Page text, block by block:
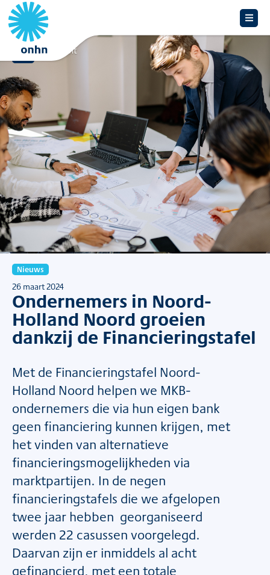
Overzicht
Nieuws
26 maart 2024
Ondernemers in Noord-
Holland Noord groeien
dankzij de Financieringstafel
Met de Financieringstafel Noord-
Holland Noord helpen we MKB-
ondernemers die via hun eigen bank
geen financiering kunnen krijgen, met
het vinden van alternatieve
financieringsmogelijkheden via
marktpartijen. In de negen
financieringstafels die we afgelopen
twee jaar hebben georganiseerd
werden 22 casussen voorgelegd.
Daarvan zijn er inmiddels al acht
gefinancierd, met een totale